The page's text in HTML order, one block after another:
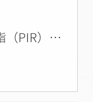
冷库用聚异氰脲酸酯（PIR）金属面夹芯板